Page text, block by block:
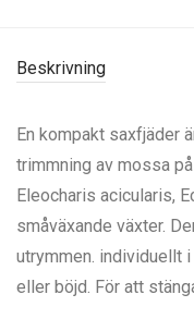
Beskrivning
En kompakt saxfjäder
trimmning av mossa
Eleocharis acicularis,
småväxande växter.
utrymmen. individuellt
eller böjd. För att